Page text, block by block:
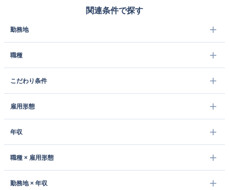
関連条件で探す
勤務地
職種
こだわり条件
雇用形態
年収
職種 × 雇用形態
勤務地 × 年収